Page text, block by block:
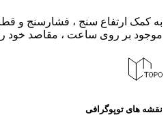
موجود بر روی ساعت ، مقاصد خود را
نقشه های توپوگرافی